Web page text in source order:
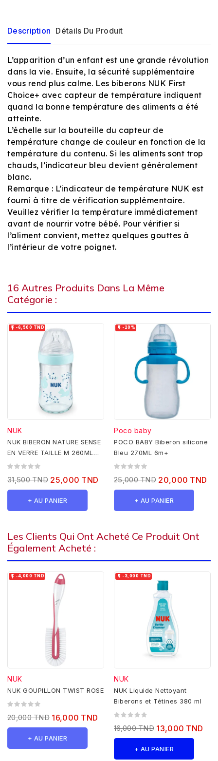
Description Détails Du Produit
L’apparition d’un enfant est une grande révolution
dans la vie. Ensuite, la sécurité supplémentaire
vous rend plus calme. Les biberons NUK First
Choice+ avec capteur de température indiquent
quand la bonne température des aliments a été
atteinte.
L’échelle sur la bouteille du capteur de
température change de couleur en fonction de la
température du contenu. Si les aliments sont trop
chauds, l’indicateur bleu devient généralement
blanc.
Remarque : L’indicateur de température NUK est
fourni à titre de vérification supplémentaire.
Veuillez vérifier la température immédiatement
avant de nourrir votre bébé. Pour vérifier si
l’aliment convient, mettez quelques gouttes à
l’intérieur de votre poignet.
16 Autres Produits Dans La Même
Catégorie :
 -6,500 TND
NUK
NUK BIBERON NATURE SENSE
EN VERRE TAILLE M 260ML
BLEU
31,500 TND 25,000 TND
+ AU PANIER
 -20%
Poco baby
POCO BABY Biberon silicone
Bleu 270ML 6m+
25,000 TND 20,000 TND
+ AU PANIER
Les Clients Qui Ont Acheté Ce Produit Ont
Également Acheté :
 -4,000 TND
NUK
NUK GOUPILLON TWIST ROSE
20,000 TND 16,000 TND
+ AU PANIER
 -3,000 TND
NUK
NUK Liquide Nettoyant
Biberons et Tétines 380 ml
16,000 TND 13,000 TND
+ AU PANIER